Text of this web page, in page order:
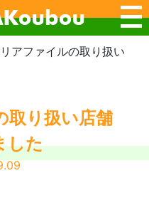
アファイルの取り扱い
取り扱い店舗
した